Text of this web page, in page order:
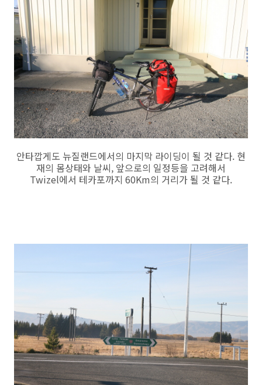
안타깝게도 뉴질랜드에서의 마지막 라이딩이 될 것 같다. 현
재의 몸상태와 날씨, 앞으로의 일정등을 고려해서
Twizel에서 테카포까지 60Km의 거리가 될 것 같다.